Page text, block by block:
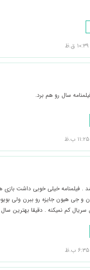
سال رو هم برد.
. فیلمنامه خیلی خوبی داشت بازی
و جی هیون جایزه رو ببرن ولی
سریال کم نمیکنه . دقیقا بهترین